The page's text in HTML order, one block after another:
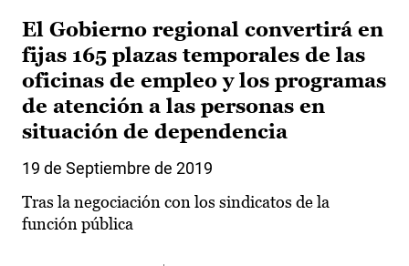
El Gobierno regional convertirá en
fijas 165 plazas temporales de las
oficinas de empleo y los programas
de atención a las personas en
situación de dependencia
19 de Septiembre de 2019
Tras la negociación con los sindicatos de la
función pública